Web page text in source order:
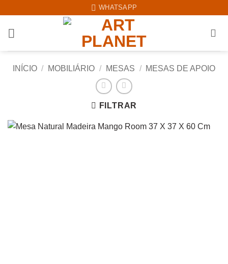
content
WHATSAPP
INÍCIO / MOBILIÁRIO / MESAS / MESAS DE APOIO
FILTRAR